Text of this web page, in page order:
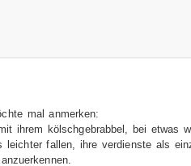
mal anmerken:
ihrem kölschgebrabbel, bei etwas
leichter fallen, ihre verdienste als